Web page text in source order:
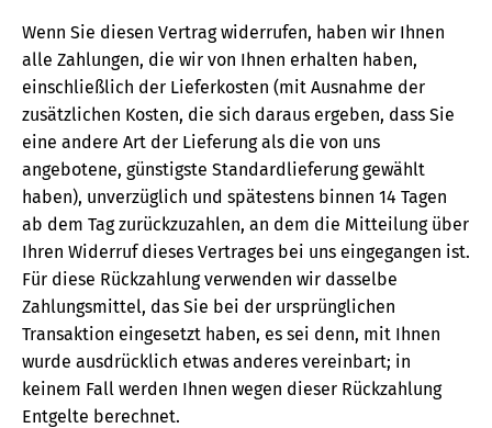
Wenn Sie diesen Vertrag widerrufen, haben wir Ihnen
alle Zahlungen, die wir von Ihnen erhalten haben,
einschließlich der Lieferkosten (mit Ausnahme der
zusätzlichen Kosten, die sich daraus ergeben, dass Sie
eine andere Art der Lieferung als die von uns
angebotene, günstigste Standardlieferung gewählt
haben), unverzüglich und spätestens binnen 14 Tagen
ab dem Tag zurückzuzahlen, an dem die Mitteilung über
Ihren Widerruf dieses Vertrages bei uns eingegangen ist.
Für diese Rückzahlung verwenden wir dasselbe
Zahlungsmittel, das Sie bei der ursprünglichen
Transaktion eingesetzt haben, es sei denn, mit Ihnen
wurde ausdrücklich etwas anderes vereinbart; in
keinem Fall werden Ihnen wegen dieser Rückzahlung
Entgelte berechnet.